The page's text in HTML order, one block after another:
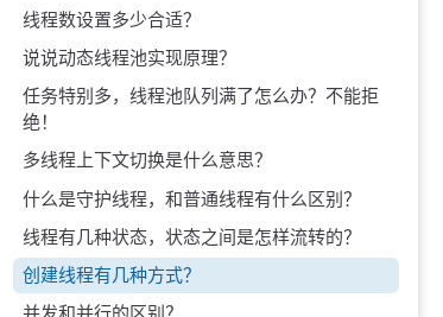
线程数设置多少合适？
说说动态线程池实现原理？
任务特别多，线程池队列满了怎么办？不能拒
绝！
多线程上下文切换是什么意思？
什么是守护线程，和普通线程有什么区别？
线程有几种状态，状态之间是怎样流转的？
创建线程有几种方式？